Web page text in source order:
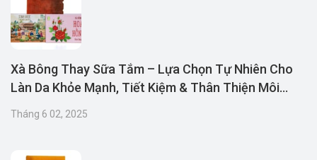
Xà Bông Thay Sữa Tắm – Lựa Chọn Tự Nhiên Cho
Làn Da Khỏe Mạnh, Tiết Kiệm & Thân Thiện Môi
Tháng 6 02, 2025